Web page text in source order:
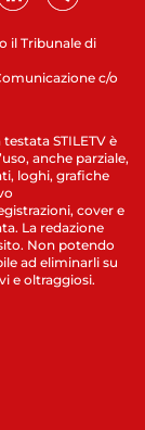
il Tribunale di
c/o
STILETV è
anche parziale,
loghi, grafiche
cover e
La redazione
Non potendo
ad eliminarli su
e oltraggiosi.